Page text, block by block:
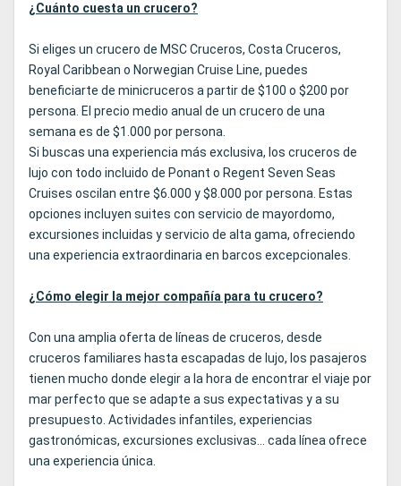
¿Cuánto cuesta un crucero?
Si eliges un crucero de MSC Cruceros, Costa Cruceros,
Royal Caribbean o Norwegian Cruise Line, puedes
beneficiarte de minicruceros a partir de $100 o $200 por
persona. El precio medio anual de un crucero de una
semana es de $1.000 por persona.
Si buscas una experiencia más exclusiva, los cruceros de
lujo con todo incluido de Ponant o Regent Seven Seas
Cruises oscilan entre $6.000 y $8.000 por persona. Estas
opciones incluyen suites con servicio de mayordomo,
excursiones incluidas y servicio de alta gama, ofreciendo
una experiencia extraordinaria en barcos excepcionales.
¿Cómo elegir la mejor compañía para tu crucero?
Con una amplia oferta de líneas de cruceros, desde
cruceros familiares hasta escapadas de lujo, los pasajeros
tienen mucho donde elegir a la hora de encontrar el viaje por
mar perfecto que se adapte a sus expectativas y a su
presupuesto. Actividades infantiles, experiencias
gastronómicas, excursiones exclusivas... cada línea ofrece
una experiencia única.